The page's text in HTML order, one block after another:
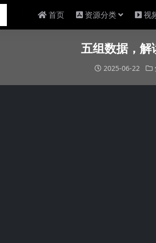
首页 资源分类 视
五组数据，解
2025-06-22